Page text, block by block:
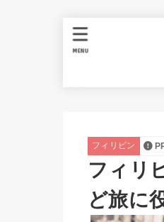
MENU
フィリピン
フィリ
ど旅に